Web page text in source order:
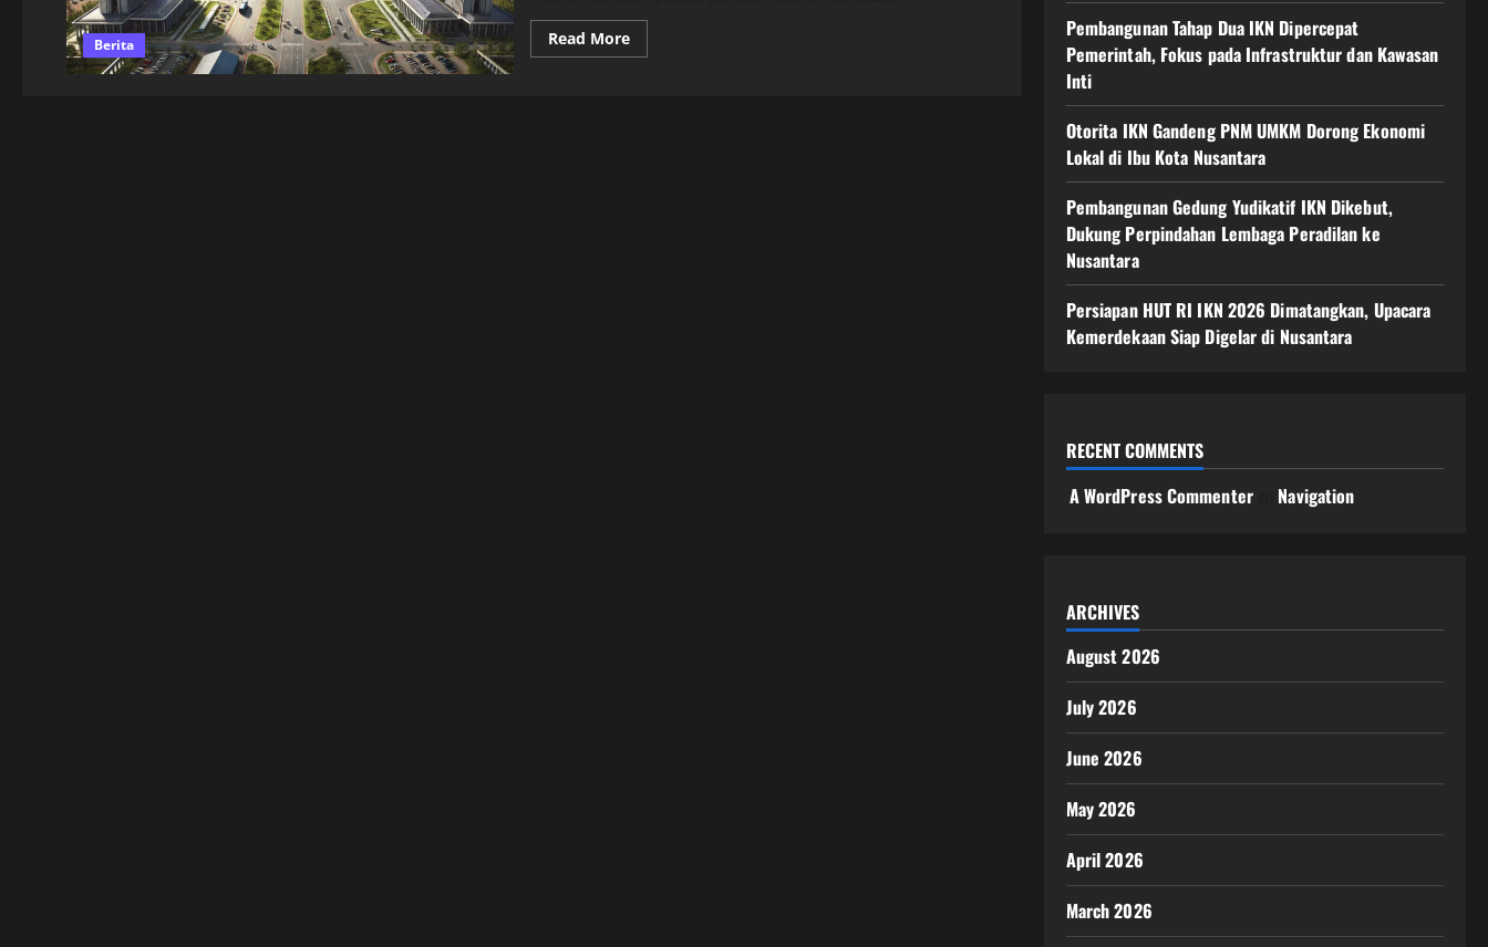
Berita Read MoreRead
more
Pembangunan Tahap Dua IKN Dipercepat
Pemerintah, Fokus pada Infrastruktur dan Kawasan
Inti
Otorita IKN Gandeng PNM UMKM Dorong Ekonomi
Lokal di Ibu Kota Nusantara
Pembangunan Gedung Yudikatif IKN Dikebut,
Dukung Perpindahan Lembaga Peradilan ke
Nusantara
Persiapan HUT RI IKN 2026 Dimatangkan, Upacara
Kemerdekaan Siap Digelar di Nusantara
RECENT COMMENTS
A WordPress Commenteron Navigation
ARCHIVES
August 2026
July 2026
June 2026
May 2026
April 2026
March 2026